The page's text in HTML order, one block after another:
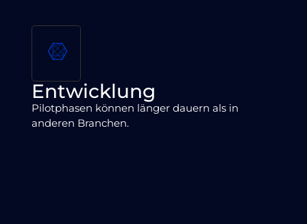
Entwicklung
Pilotphasen können länger dauern als in
anderen Branchen.